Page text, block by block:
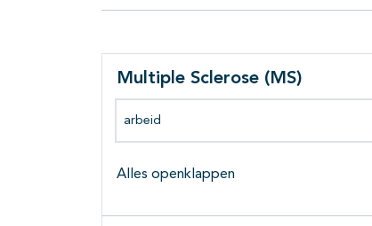
Multiple Sclerose (MS)
Alles openklappen